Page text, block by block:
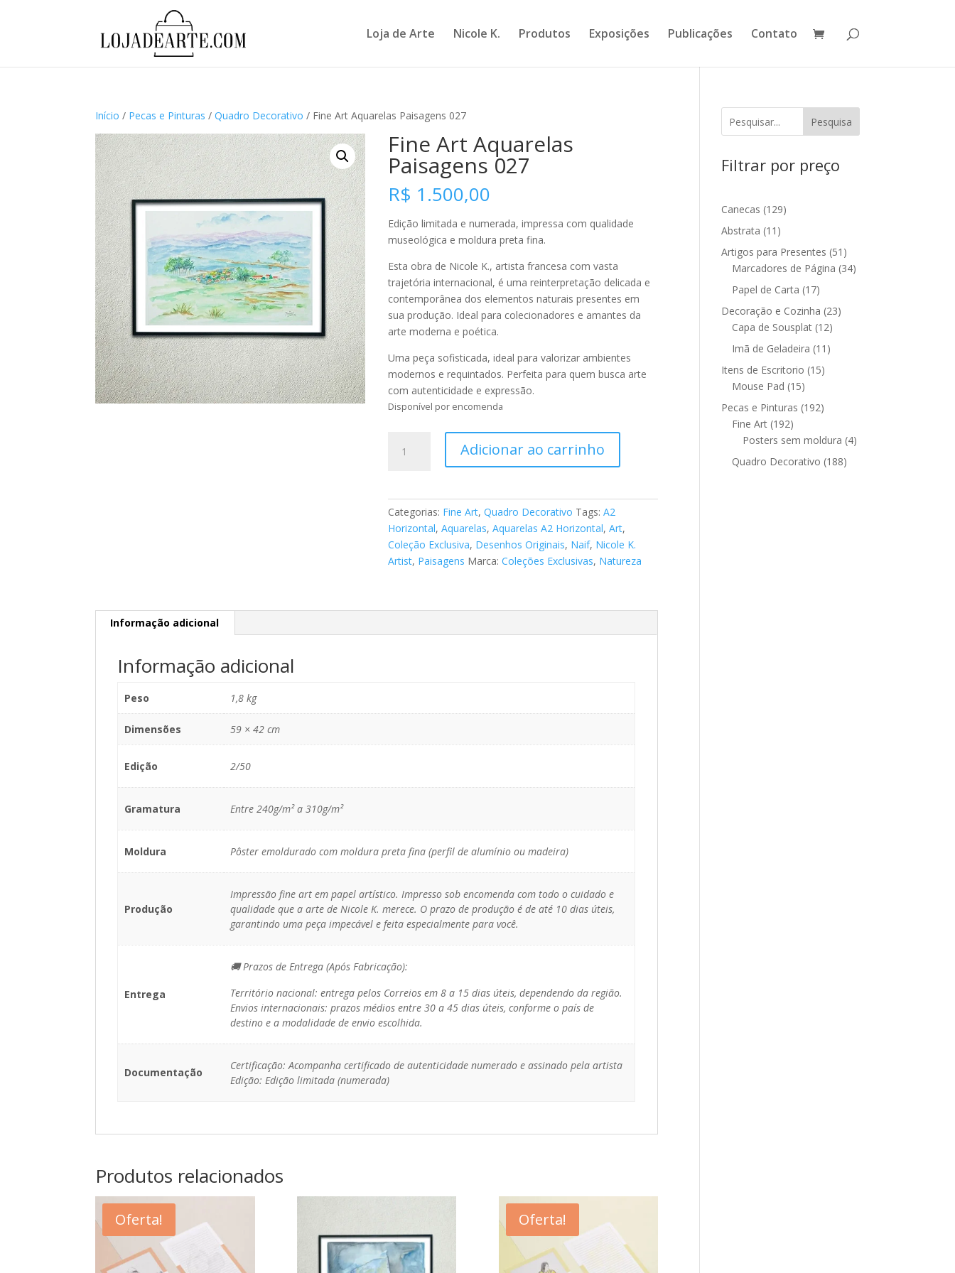
Loja de Arte Nicole K. Produtos Exposições Publicações Contato
Início / Pecas e Pinturas /Quadro Decorativo / Fine Art Aquarelas Paisagens 027
Fine Art Aquarelas
Paisagens 027
R$ 1.500,00
Edição limitada e numerada, impressa com qualidade
museológica e moldura preta fina.
Esta obra de Nicole K., artista francesa com vasta
trajetória internacional, é uma reinterpretação delicada e
contemporânea dos elementos naturais presentes em
sua produção. Ideal para colecionadores e amantes da
arte moderna e poética.
Uma peça sofisticada, ideal para valorizar ambientes
modernos e requintados. Perfeita para quem busca arte
com autenticidade e expressão.
Disponível por encomenda
quantidade
Adicionar ao carrinho
Categorias: Fine Art,Quadro Decorativo Tags:A2
Horizontal,Aquarelas,Aquarelas A2 Horizontal,Art,
Coleção Exclusiva, Desenhos Originais, Naif, Nicole K.
Artist, Paisagens Marca:Coleções Exclusivas, Natureza
Informação adicional
Informação adicional
Peso 1,8 kg
Dimensões 59 × 42 cm
Edição 2/50
Gramatura Entre 240g/m² a 310g/m²
Moldura Pôster emoldurado com moldura preta fina (perfil de alumínio ou madeira)
Produção
Impressão fine art em papel artístico. Impresso sob encomenda com todo o cuidado e
qualidade que a arte de Nicole K. merece. O prazo de produção é de até 10 dias úteis,
garantindo uma peça impecável e feita especialmente para você.
Entrega
🚚 Prazos de Entrega (Após Fabricação):
Território nacional: entrega pelos Correios em 8 a 15 dias úteis, dependendo da região.
Envios internacionais: prazos médios entre 30 a 45 dias úteis, conforme o país de
destino e a modalidade de envio escolhida.
Documentação
Certificação: Acompanha certificado de autenticidade numerado e assinado pela artista
Edição: Edição limitada (numerada)
Produtos relacionados
Oferta! Oferta!
Pesquisa
Filtrar por preço
Canecas 129129
Abstrata 11 11
produtos
Artigos para Presentes 51 51
produtos
Marcadores de Página 3434
Papel de Carta 1717
produtos
Decoração e Cozinha 2323
Capa de Sousplat 1212
produtos
Imã de Geladeira 11 11
Itens de Escritorio 1515
Mouse Pad 1515
produtos
Pecas e Pinturas 192192
Fine Art 192192
produtos
Posters sem moldura 44
Quadro Decorativo 188188